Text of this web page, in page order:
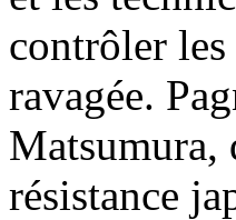
contrôler
ravagée.
Matsumura,
résistance